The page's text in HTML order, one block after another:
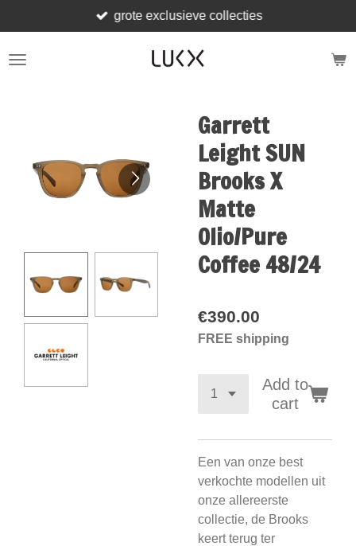
to
main
grote exclusieve collecties
Garrett
Leight SUN
Brooks X
Matte
Olio/Pure
Coffee 48/24
€390.00
FREE shipping
Add to
cart
Een van onze best
verkochte modellen uit
onze allereerste
collectie, de Brooks
keert terug ter